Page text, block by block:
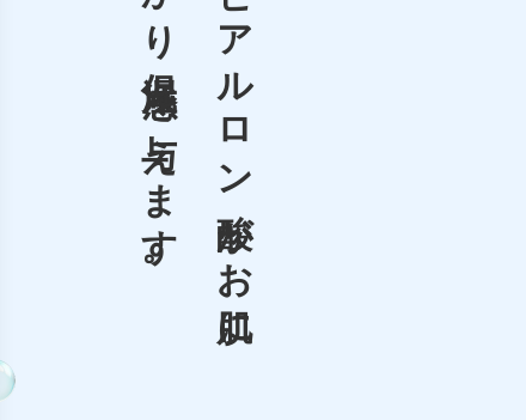
お肌に
与えます。